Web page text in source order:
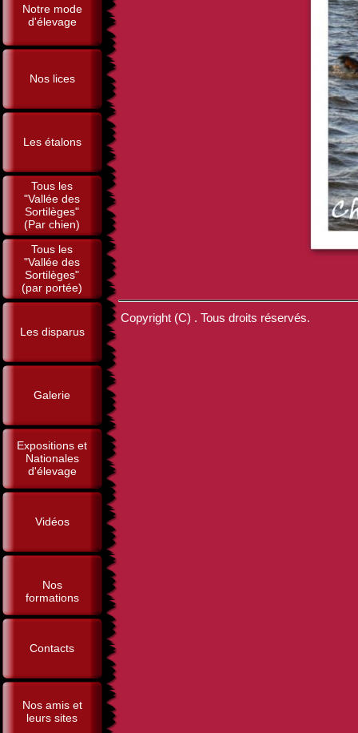
Notre mode
d'élevage
Nos lices
Les étalons
Tous les
"Vallée des
Sortilèges"
(Par chien)
Tous les
"Vallée des
Sortilèges"
(par portée)
Les disparus
Galerie
Expositions et
Nationales
d'élevage
Vidéos
Nos
formations
Contacts
Nos amis et
leurs sites
Copyright (C) . Tous droits réservés.